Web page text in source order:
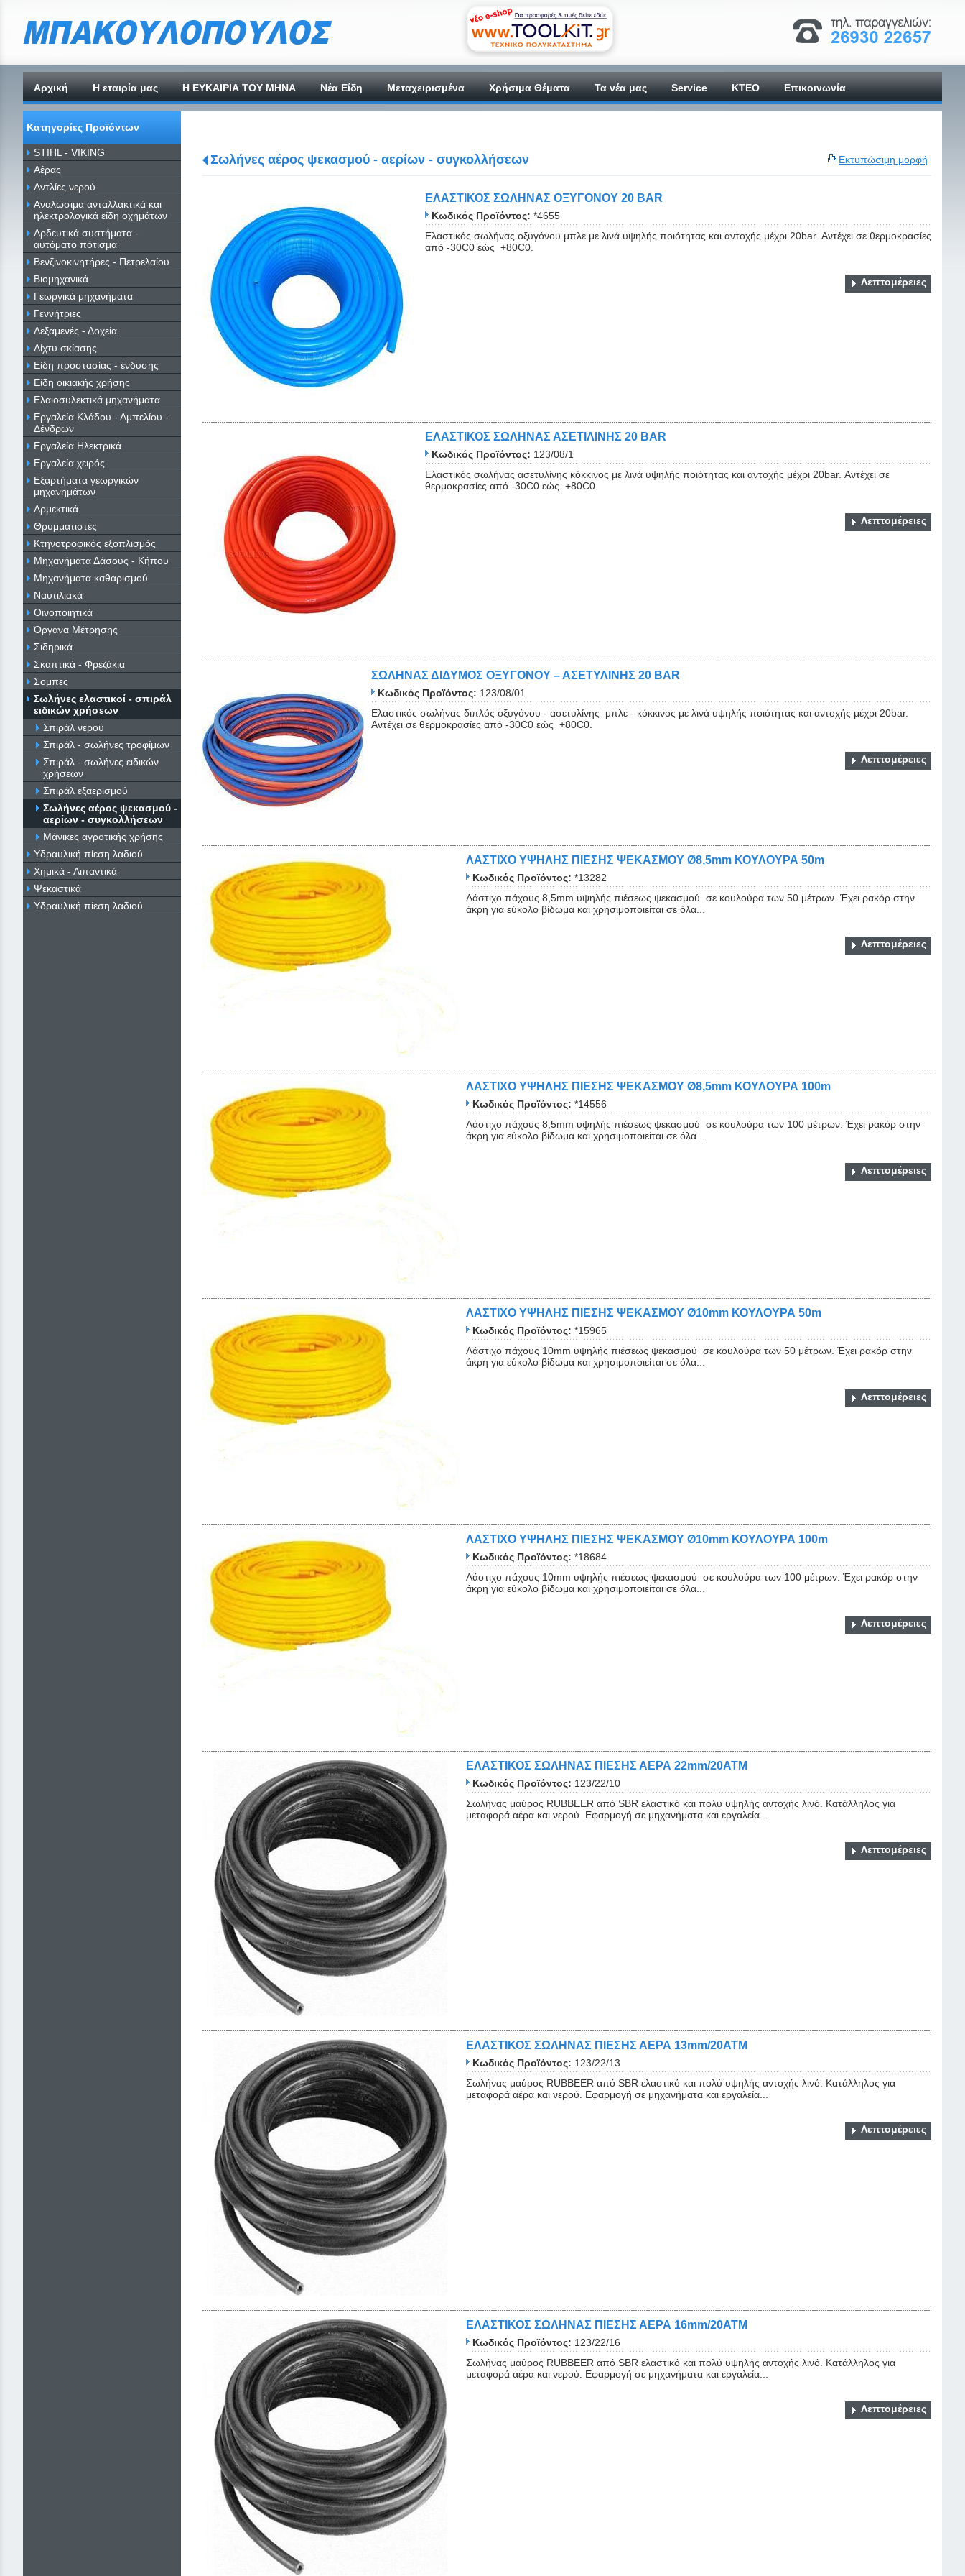
Αρχική H εταιρία μας Η ΕΥΚΑΙΡΙΑ ΤΟΥ ΜΗΝΑ Νέα Είδη Μεταχειρισμένα Χρήσιμα Θέματα Τα νέα μας Service ΚΤΕΟ Επικοινωνία
Κατηγορίες Προϊόντων
STIHL - VIKING
Αέρας
Αντλίες νερού
Αναλώσιμα ανταλλακτικά και
ηλεκτρολογικά είδη οχημάτων
Αρδευτικά συστήματα -
αυτόματο πότισμα
Βενζινοκινητήρες - Πετρελαίου
Βιομηχανικά
Γεωργικά μηχανήματα
Γεννήτριες
Δεξαμενές - Δοχεία
Δίχτυ σκίασης
Είδη προστασίας - ένδυσης
Είδη οικιακής χρήσης
Ελαιοσυλεκτικά μηχανήματα
Εργαλεία Κλάδου - Αμπελίου -
Δένδρων
Εργαλεία Ηλεκτρικά
Εργαλεία χειρός
Εξαρτήματα γεωργικών
μηχανημάτων
Αρμεκτικά
Θρυμματιστές
Κτηνοτροφικός εξοπλισμός
Μηχανήματα Δάσους - Κήπου
Μηχανήματα καθαρισμού
Ναυτιλιακά
Οινοποιητικά
Όργανα Μέτρησης
Σιδηρικά
Σκαπτικά - Φρεζάκια
Σομπες
Σωλήνες ελαστικοί - σπιράλ
ειδικών χρήσεων
Σπιράλ νερού
Σπιράλ - σωλήνες τροφίμων
Σπιράλ - σωλήνες ειδικών
χρήσεων
Σπιράλ εξαερισμού
Σωλήνες αέρος ψεκασμού -
αερίων - συγκολλήσεων
Μάνικες αγροτικής χρήσης
Υδραυλική πίεση λαδιού
Χημικά - Λιπαντικά
Ψεκαστικά
Υδραυλική πίεση λαδιού
Εκτυπώσιμη μορφή
Σωλήνες αέρος ψεκασμού - αερίων - συγκολλήσεων
ΕΛΑΣΤΙΚΟΣ ΣΩΛΗΝΑΣ ΟΞΥΓΟΝΟΥ 20 BAR
Κωδικός Προϊόντος: *4655
Ελαστικός σωλήνας οξυγόνου μπλε με λινά υψηλής ποιότητας και αντοχής μέχρι 20bar. Αντέχει σε θερμοκρασίες
από -30C0 εώς +80C0.
Λεπτομέρειες
ΕΛΑΣΤΙΚΟΣ ΣΩΛΗΝΑΣ ΑΣΕΤΙΛΙΝΗΣ 20 BAR
Κωδικός Προϊόντος: 123/08/1
Ελαστικός σωλήνας ασετυλίνης κόκκινος με λινά υψηλής ποιότητας και αντοχής μέχρι 20bar. Αντέχει σε
θερμοκρασίες από -30C0 εώς +80C0.
Λεπτομέρειες
ΣΩΛΗΝΑΣ ΔΙΔΥΜΟΣ ΟΞΥΓΟΝΟΥ – ΑΣΕΤΥΛΙΝΗΣ 20 BAR
Κωδικός Προϊόντος: 123/08/01
Ελαστικός σωλήνας διπλός οξυγόνου - ασετυλίνης μπλε - κόκκινος με λινά υψηλής ποιότητας και αντοχής μέχρι 20bar.
Αντέχει σε θερμοκρασίες από -30C0 εώς +80C0.
Λεπτομέρειες
ΛΑΣΤΙΧΟ ΥΨΗΛΗΣ ΠΙΕΣΗΣ ΨΕΚΑΣΜΟΥ Ø8,5mm ΚΟΥΛΟΥΡΑ 50m
Κωδικός Προϊόντος: *13282
Λάστιχο πάχους 8,5mm υψηλής πιέσεως ψεκασμού σε κουλούρα των 50 μέτρων. Έχει ρακόρ στην
άκρη για εύκολο βίδωμα και χρησιμοποιείται σε όλα...
Λεπτομέρειες
ΛΑΣΤΙΧΟ ΥΨΗΛΗΣ ΠΙΕΣΗΣ ΨΕΚΑΣΜΟΥ Ø8,5mm ΚΟΥΛΟΥΡΑ 100m
Κωδικός Προϊόντος: *14556
Λάστιχο πάχους 8,5mm υψηλής πιέσεως ψεκασμού σε κουλούρα των 100 μέτρων. Έχει ρακόρ στην
άκρη για εύκολο βίδωμα και χρησιμοποιείται σε όλα...
Λεπτομέρειες
ΛΑΣΤΙΧΟ ΥΨΗΛΗΣ ΠΙΕΣΗΣ ΨΕΚΑΣΜΟΥ Ø10mm ΚΟΥΛΟΥΡΑ 50m
Κωδικός Προϊόντος: *15965
Λάστιχο πάχους 10mm υψηλής πιέσεως ψεκασμού σε κουλούρα των 50 μέτρων. Έχει ρακόρ στην
άκρη για εύκολο βίδωμα και χρησιμοποιείται σε όλα...
Λεπτομέρειες
ΛΑΣΤΙΧΟ ΥΨΗΛΗΣ ΠΙΕΣΗΣ ΨΕΚΑΣΜΟΥ Ø10mm ΚΟΥΛΟΥΡΑ 100m
Κωδικός Προϊόντος: *18684
Λάστιχο πάχους 10mm υψηλής πιέσεως ψεκασμού σε κουλούρα των 100 μέτρων. Έχει ρακόρ στην
άκρη για εύκολο βίδωμα και χρησιμοποιείται σε όλα...
Λεπτομέρειες
ΕΛΑΣΤΙΚΟΣ ΣΩΛΗΝΑΣ ΠΙΕΣΗΣ ΑΕΡΑ 22mm/20ATM
Κωδικός Προϊόντος: 123/22/10
Σωλήνας μαύρος RUBBEER από SBR ελαστικό και πολύ υψηλής αντοχής λινό. Κατάλληλος για
μεταφορά αέρα και νερού. Εφαρμογή σε μηχανήματα και εργαλεία...
Λεπτομέρειες
ΕΛΑΣΤΙΚΟΣ ΣΩΛΗΝΑΣ ΠΙΕΣΗΣ ΑΕΡΑ 13mm/20ATM
Κωδικός Προϊόντος: 123/22/13
Σωλήνας μαύρος RUBBEER από SBR ελαστικό και πολύ υψηλής αντοχής λινό. Κατάλληλος για
μεταφορά αέρα και νερού. Εφαρμογή σε μηχανήματα και εργαλεία...
Λεπτομέρειες
ΕΛΑΣΤΙΚΟΣ ΣΩΛΗΝΑΣ ΠΙΕΣΗΣ ΑΕΡΑ 16mm/20ATM
Κωδικός Προϊόντος: 123/22/16
Σωλήνας μαύρος RUBBEER από SBR ελαστικό και πολύ υψηλής αντοχής λινό. Κατάλληλος για
μεταφορά αέρα και νερού. Εφαρμογή σε μηχανήματα και εργαλεία...
Λεπτομέρειες